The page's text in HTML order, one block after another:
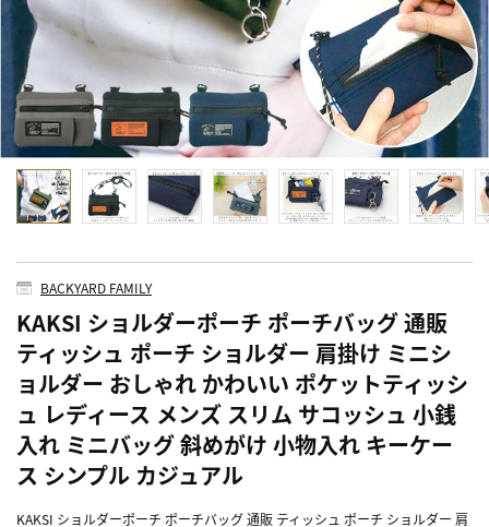
BACKYARD FAMILY
KAKSI ショルダーポーチ ポーチバッグ 通販
ティッシュ ポーチ ショルダー 肩掛け ミニシ
ョルダー おしゃれ かわいい ポケットティッシ
ュ レディース メンズ スリム サコッシュ 小銭
入れ ミニバッグ 斜めがけ 小物入れ キーケー
ス シンプル カジュアル
KAKSI ショルダーポーチ ポーチバッグ 通販 ティッシュ ポーチ ショルダー 肩